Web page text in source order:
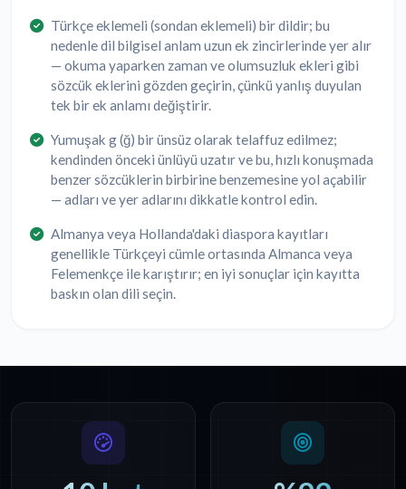
Türkçe eklemeli (sondan eklemeli) bir dildir; bu
nedenle dil bilgisel anlam uzun ek zincirlerinde yer alır
— okuma yaparken zaman ve olumsuzluk ekleri gibi
sözcük eklerini gözden geçirin, çünkü yanlış duyulan
tek bir ek anlamı değiştirir.
Yumuşak g (ğ) bir ünsüz olarak telaffuz edilmez;
kendinden önceki ünlüyü uzatır ve bu, hızlı konuşmada
benzer sözcüklerin birbirine benzemesine yol açabilir
— adları ve yer adlarını dikkatle kontrol edin.
Almanya veya Hollanda'daki diaspora kayıtları
genellikle Türkçeyi cümle ortasında Almanca veya
Felemenkçe ile karıştırır; en iyi sonuçlar için kayıtta
baskın olan dili seçin.